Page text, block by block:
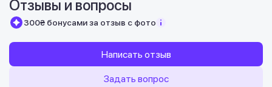
Отзывы и вопросы
300₴ бонусами за отзыв с фото
Написать отзыв
Задать вопрос